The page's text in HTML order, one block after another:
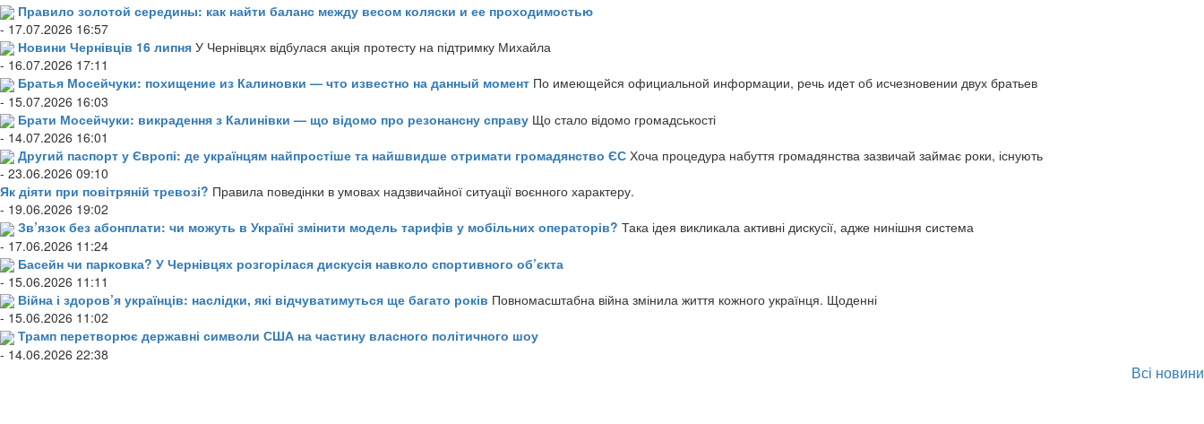
Правило золотой середины: как найти баланс между весом коляски и ее проходимостью
- 17.07.2026 16:57
Новини Чернівців 16 липня У Чернівцях відбулася акція протесту на підтримку Михайла
- 16.07.2026 17:11
Братья Мосейчуки: похищение из Калиновки — что известно на данный момент По имеющейся официальной информации, речь идет об исчезновении двух братьев
- 15.07.2026 16:03
Брати Мосейчуки: викрадення з Калинівки — що відомо про резонансну справу Що стало відомо громадськості
- 14.07.2026 16:01
Другий паспорт у Європі: де українцям найпростіше та найшвидше отримати громадянство ЄС Хоча процедура набуття громадянства зазвичай займає роки, існують
- 23.06.2026 09:10
Як діяти при повітряній тревозі? Правила поведінки в умовах надзвичайної ситуації воєнного характеру.
- 19.06.2026 19:02
Зв’язок без абонплати: чи можуть в Україні змінити модель тарифів у мобільних операторів? Така ідея викликала активні дискусії, адже нинішня система
- 17.06.2026 11:24
Басейн чи парковка? У Чернівцях розгорілася дискусія навколо спортивного об’єкта
- 15.06.2026 11:11
Війна і здоров’я українців: наслідки, які відчуватимуться ще багато років Повномасштабна війна змінила життя кожного українця. Щоденні
- 15.06.2026 11:02
Трамп перетворює державні символи США на частину власного політичного шоу
- 14.06.2026 22:38
Всі новини